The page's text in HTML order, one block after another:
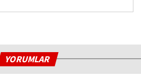
YORUMLAR